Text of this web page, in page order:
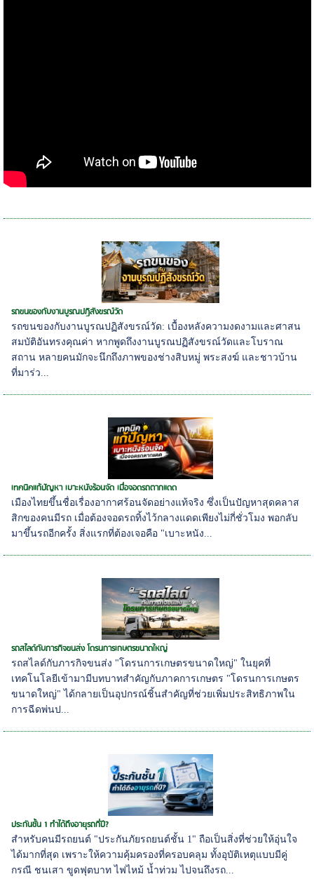
รถขนของกับงานบูรณปฏิสังขรณ์วัด
รถขนของกับงานบูรณปฏิสังขรณ์วัด: เบื้องหลังความงดงามและศาสน
สมบัติอันทรงคุณค่า หากพูดถึงงานบูรณปฏิสังขรณ์วัดและโบราณ
สถาน หลายคนมักจะนึกถึงภาพของช่างสิบหมู่ พระสงฆ์ และชาวบ้าน
ที่มาร่ว...
เทคนิคแก้ปัญหา เบาะหนังร้อนจัด เมื่อจอดรถตากแดด
เมืองไทยขึ้นชื่อเรื่องอากาศร้อนจัดอย่างแท้จริง ซึ่งเป็นปัญหาสุดคลาส
สิกของคนมีรถ เมื่อต้องจอดรถทิ้งไว้กลางแดดเพียงไม่กี่ชั่วโมง พอกลับ
มาขึ้นรถอีกครั้ง สิ่งแรกที่ต้องเจอคือ "เบาะหนัง...
รถสไลด์กับภารกิจขนส่ง โดรนการเกษตรขนาดใหญ่
รถสไลด์กับภารกิจขนส่ง "โดรนการเกษตรขนาดใหญ่" ในยุคที่
เทคโนโลยีเข้ามามีบทบาทสำคัญกับภาคการเกษตร "โดรนการเกษตร
ขนาดใหญ่" ได้กลายเป็นอุปกรณ์ชิ้นสำคัญที่ช่วยเพิ่มประสิทธิภาพใน
การฉีดพ่นป...
ประกันชั้น 1 ทำได้ถึงอายุรถกี่ปี?
สำหรับคนมีรถยนต์ "ประกันภัยรถยนต์ชั้น 1" ถือเป็นสิ่งที่ช่วยให้อุ่นใจ
ได้มากที่สุด เพราะให้ความคุ้มครองที่ครอบคลุม ทั้งอุบัติเหตุแบบมีคู่
กรณี ชนเสา ขูดฟุตบาท ไฟไหม้ น้ำท่วม ไปจนถึงรถ...